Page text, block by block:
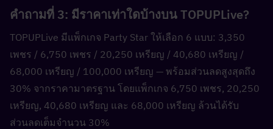
คำถามที่ 3: มีราคาเท่าใดบ้างบน TOPUPLive?
TOPUPLive มีแพ็กเกจ Party Star ให้เลือก 6 แบบ: 3,350
เพชร / 6,750 เพชร / 20,250 เหรียญ / 40,680 เหรียญ /
68,000 เหรียญ / 100,000 เหรียญ — พร้อมส่วนลดสูงสุดถึง
30% จากราคามาตรฐาน โดยแพ็กเกจ 6,750 เพชร, 20,250
เหรียญ, 40,680 เหรียญ และ 68,000 เหรียญ ล้วนได้รับ
ส่วนลดเต็มจำนวน 30%